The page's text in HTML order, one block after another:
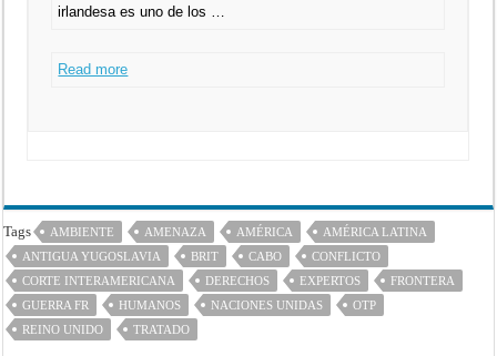
irlandesa es uno de los …
Read more
Tags AMBIENTE AMENAZA AMÉRICA
AMÉRICA LATINA
ANTIGUA YUGOSLAVIA
BRIT CABO
CONFLICTO
CORTE INTERAMERICANA
DERECHOS EXPERTOS
FRONTERA
GUERRA FR
HUMANOS NACIONES UNIDAS
OTP
REINO UNIDO
TRATADO